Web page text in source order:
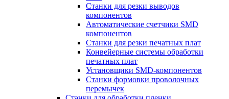
Станки для резки выводов
компонентов
Автоматические счетчики SMD
компонентов
Станки для резки печатных плат
Конвейерные системы обработки
печатных плат
Установщики SMD-компонентов
Станки формовки проволочных
перемычек